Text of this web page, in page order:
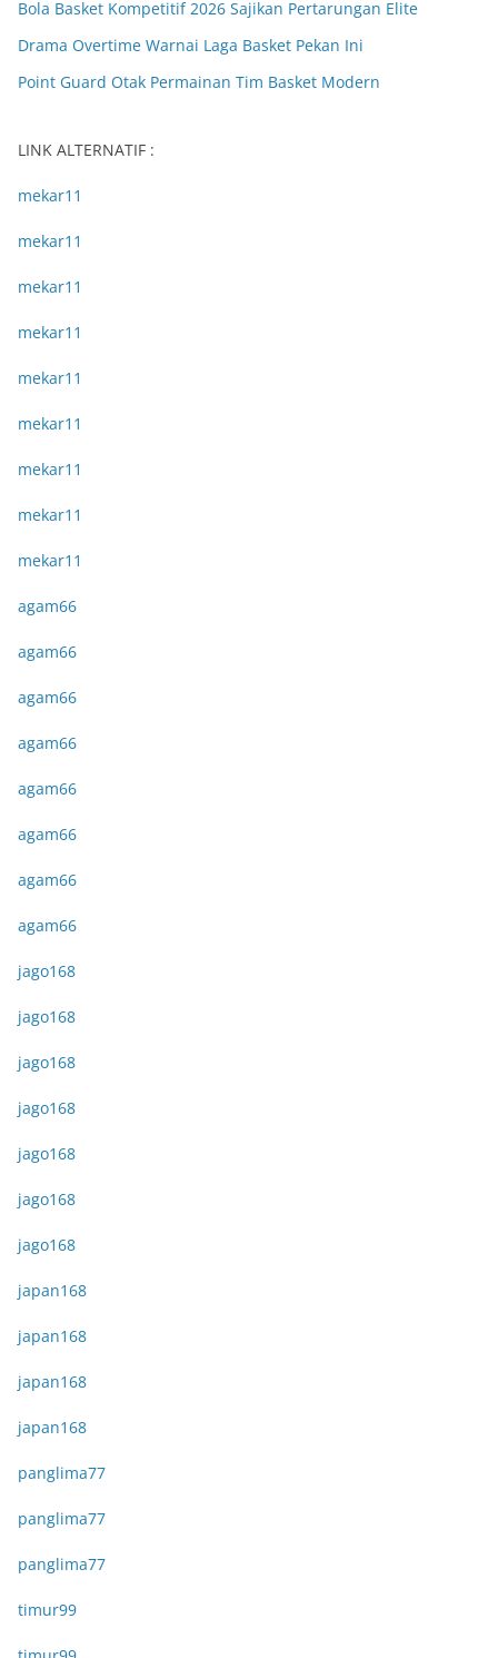
Bola Basket Kompetitif 2026 Sajikan Pertarungan Elite
Drama Overtime Warnai Laga Basket Pekan Ini
Point Guard Otak Permainan Tim Basket Modern
LINK ALTERNATIF :
mekar11
mekar11
mekar11
mekar11
mekar11
mekar11
mekar11
mekar11
mekar11
agam66
agam66
agam66
agam66
agam66
agam66
agam66
agam66
jago168
jago168
jago168
jago168
jago168
jago168
jago168
japan168
japan168
japan168
japan168
panglima77
panglima77
panglima77
timur99